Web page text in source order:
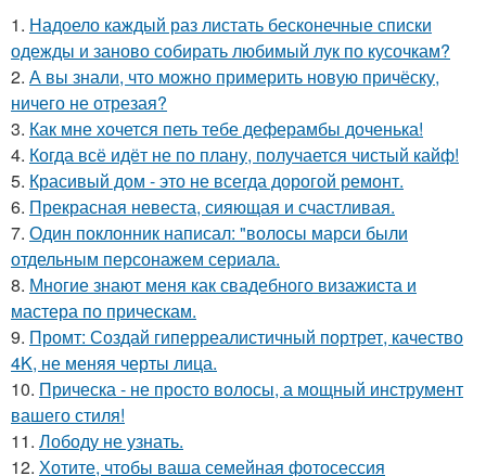
1. Надоело каждый раз листать бесконечные списки
одежды и заново собирать любимый лук по кусочкам?
2. А вы знали, что можно примерить новую причёску,
ничего не отрезая?
3. Как мне хочется петь тебе деферамбы доченька!
4. Когда всё идёт не по плану, получается чистый кайф!
5. Красивый дом - это не всегда дорогой ремонт.
6. Прекрасная невеста, сияющая и счастливая.
7. Один поклонник написал: "волосы марси были
отдельным персонажем сериала.
8. Многие знают меня как свадебного визажиста и
мастера по прическам.
9. Промт: Создай гиперреалистичный портрет, качество
4K, не меняя черты лица.
10. Прическа - не просто волосы, а мощный инструмент
вашего стиля!
11. Лободу не узнать.
12. Хотите, чтобы ваша семейная фотосессия